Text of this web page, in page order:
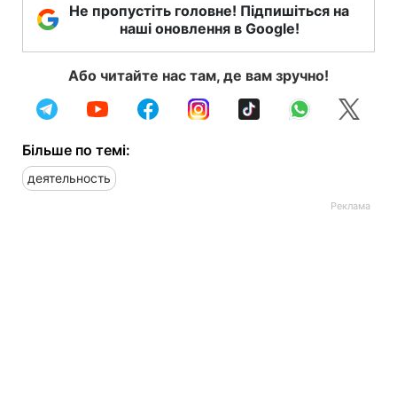
Не пропустіть головне! Підпишіться на
наші оновлення в Google!
Або читайте нас там, де вам зручно!
Більше по темі:
деятельность